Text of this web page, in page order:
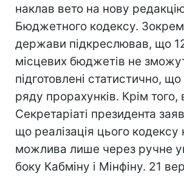
наклав вето на нову
Бюджетного кодексу.
держави підкреслював, що
місцевих бюджетів не
підготовлені статистично,
ряду прорахунків. Крім того,
Секретаріаті президента
що реалізація цього кодексу
можлива лише через ручне
боку Кабміну і Мінфіну. 21